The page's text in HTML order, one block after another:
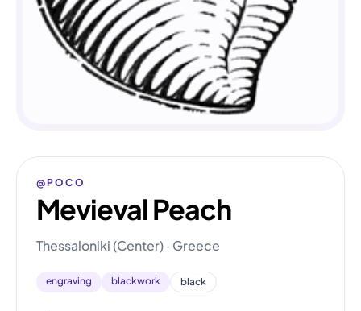
@POCO
Mevieval Peach
Thessaloniki (Center) · Greece
engraving blackwork black